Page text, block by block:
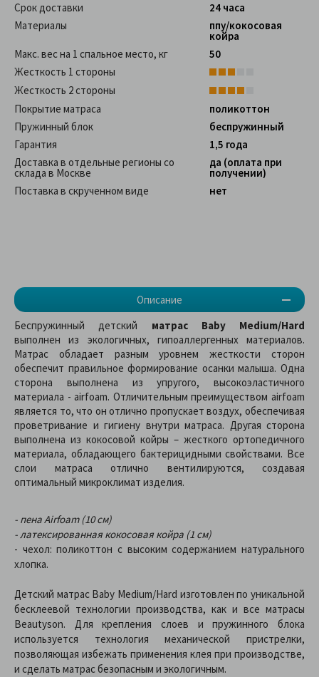
Описание
Срок доставки
24 часа
Материалы
ппу/кокосовая
койра
Макс. вес на 1 спальное место, кг
50
Жесткость 1 стороны
Жесткость 2 стороны
Покрытие матраса
поликоттон
Пружинный блок
беспружинный
Гарантия
1,5 года
Доставка в отдельные регионы со
склада в Москве
да (оплата при
получении)
Поставка в скрученном виде
нет
Беспружинный детский матрас Baby Medium/Hard
выполнен из экологичных, гипоаллергенных материалов.
Матрас обладает разным уровнем жесткости сторон
обеспечит правильное формирование осанки малыша. Одна
сторона выполнена из упругого, высокоэластичного
материала - airfoam. Отличительным преимуществом airfoam
является то, что он отлично пропускает воздух, обеспечивая
проветривание и гигиену внутри матраса. Другая сторона
выполнена из кокосовой койры – жесткого ортопедичного
материала, обладающего бактерицидными свойствами. Все
слои матраса отлично вентилируются, создавая
оптимальный микроклимат изделия.
- пена Airfoam (10 см)
- латексированная кокосовая койра (1 см)
- чехол: поликоттон с высоким содержанием натурального
хлопка.
Детский матрас Baby Medium/Hard изготовлен по уникальной
бесклеевой технологии производства, как и все матрасы
Beautyson. Для крепления слоев и пружинного блока
используется технология механической пристрелки,
позволяющая избежать применения клея при производстве,
и сделать матрас безопасным и экологичным.